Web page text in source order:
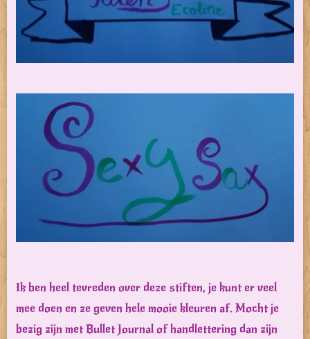
Ik ben heel tevreden over deze stiften, je kunt er veel
mee doen en ze geven hele mooie kleuren af. Mocht je
bezig zijn met Bullet Journal of handlettering dan zijn